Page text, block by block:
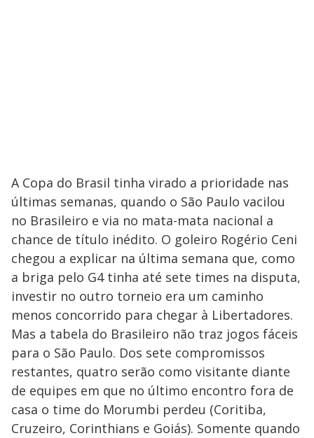
A Copa do Brasil tinha virado a prioridade nas
últimas semanas, quando o São Paulo vacilou
no Brasileiro e via no mata-mata nacional a
chance de título inédito. O goleiro Rogério Ceni
chegou a explicar na última semana que, como
a briga pelo G4 tinha até sete times na disputa,
investir no outro torneio era um caminho
menos concorrido para chegar à Libertadores.
Mas a tabela do Brasileiro não traz jogos fáceis
para o São Paulo. Dos sete compromissos
restantes, quatro serão como visitante diante
de equipes em que no último encontro fora de
casa o time do Morumbi perdeu (Coritiba,
Cruzeiro, Corinthians e Goiás). Somente quando